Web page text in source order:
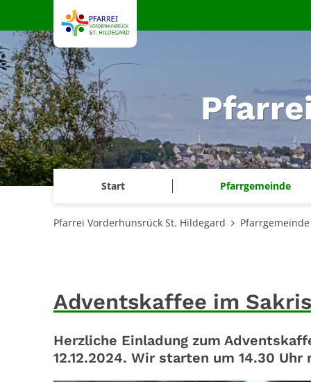
Zum Inhalt springen
Start Pfarrgemeinde
Pfarrei Vorderhunsrück St. Hildegard Pfarrgemeinde
Adventskaffee im
Herzliche Einladung zum
12.12.2024. Wir starten um 14.30